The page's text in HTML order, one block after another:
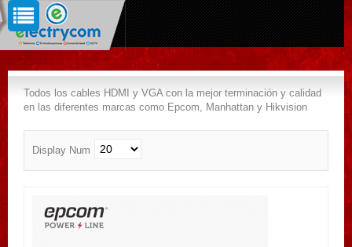
Todos los cables HDMI y VGA con la mejor terminación y calidad
en las diferentes marcas como Epcom, Manhattan y Hikvision
Display Num